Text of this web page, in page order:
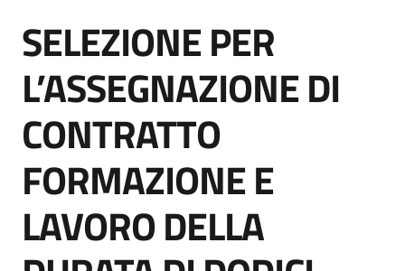
l'Unione
Tutti
argomenti...
Salta al contenuto
SELEZIONE PER
L’ASSEGNAZIONE DI
CONTRATTO
FORMAZIONE E
LAVORO DELLA